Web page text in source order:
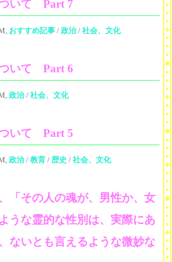
いて Part 7
おすすめ記事 / 政治/ 社会、文化
いて Part 6
政治/ 社会、文化
いて Part 5
政治/ 教育 / 歴史 / 社会、文化
「その人の魂が、男性か、女
うな霊的な性別は、実際にあ
ないとも言えるような微妙な